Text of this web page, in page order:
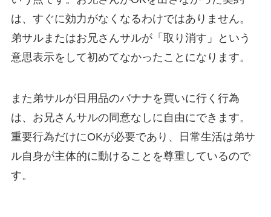
は、すぐに効力がなくなるわけではありません。
弟サルまたはお兄さんサルが「取り消す」という
意思表示をして初めてなかったことになります。
また弟サルが日用品のバナナを買いに行く行為
は、お兄さんサルの同意なしに自由にできます。
重要行為だけにOKが必要であり、日常生活は弟サ
ル自身が主体的に動けることを尊重しているので
す。